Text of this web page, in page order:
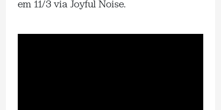
em 11/3 via Joyful Noise.